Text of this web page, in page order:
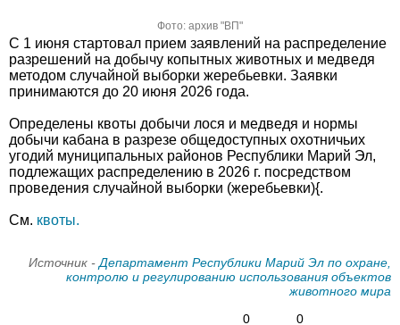
Фото: архив "ВП"
С 1 июня стартовал прием заявлений на распределение
разрешений на добычу копытных животных и медведя
методом случайной выборки жеребьевки. Заявки
принимаются до 20 июня 2026 года.
Определены квоты добычи лося и медведя и нормы
добычи кабана в разрезе общедоступных охотничьих
угодий муниципальных районов Республики Марий Эл,
подлежащих распределению в 2026 г. посредством
проведения случайной выборки (жеребьевки){.
См. квоты.
Источник - Департамент Республики Марий Эл по охране,
контролю и регулированию использования объектов
животного мира
0
0